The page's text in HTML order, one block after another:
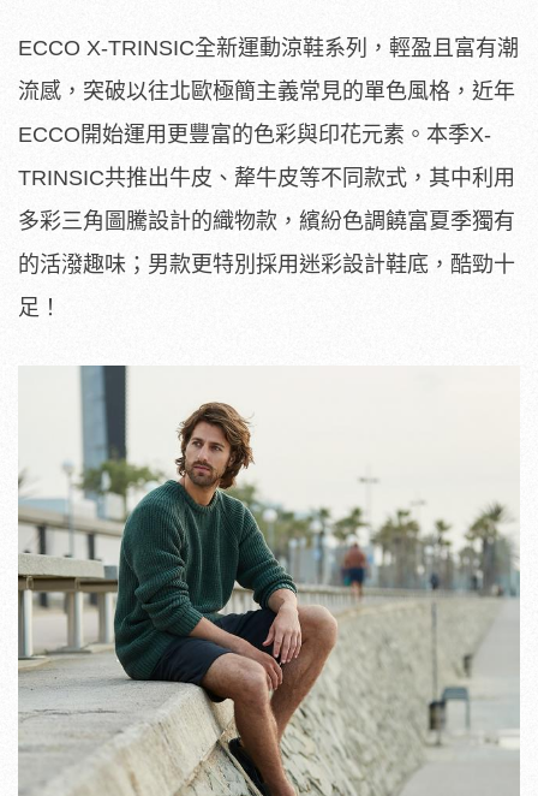
ECCO X-TRINSIC全新運動涼鞋系列，輕盈且富有潮
流感，突破以往北歐極簡主義常見的單色風格，近年
ECCO開始運用更豐富的色彩與印花元素。本季X-
TRINSIC共推出牛皮、犛牛皮等不同款式，其中利用
多彩三角圖騰設計的織物款，繽紛色調饒富夏季獨有
的活潑趣味；男款更特別採用迷彩設計鞋底，酷勁十
足！